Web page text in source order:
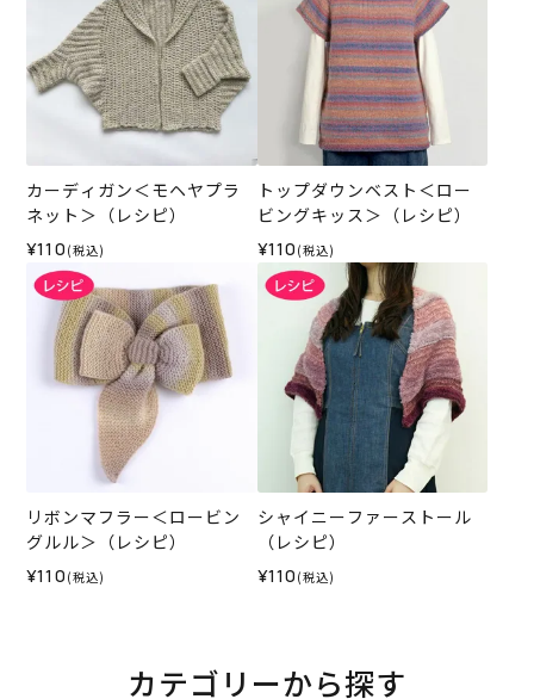
カーディガン＜モヘヤプラ
ネット＞（レシピ）
¥110 (税込)
トップダウンベスト＜ロー
ビングキッス＞（レシピ）
¥110 (税込)
リボンマフラー＜ロービン
グルル＞（レシピ）
¥110 (税込)
シャイニーファーストール
（レシピ）
¥110 (税込)
カテゴリーから探す